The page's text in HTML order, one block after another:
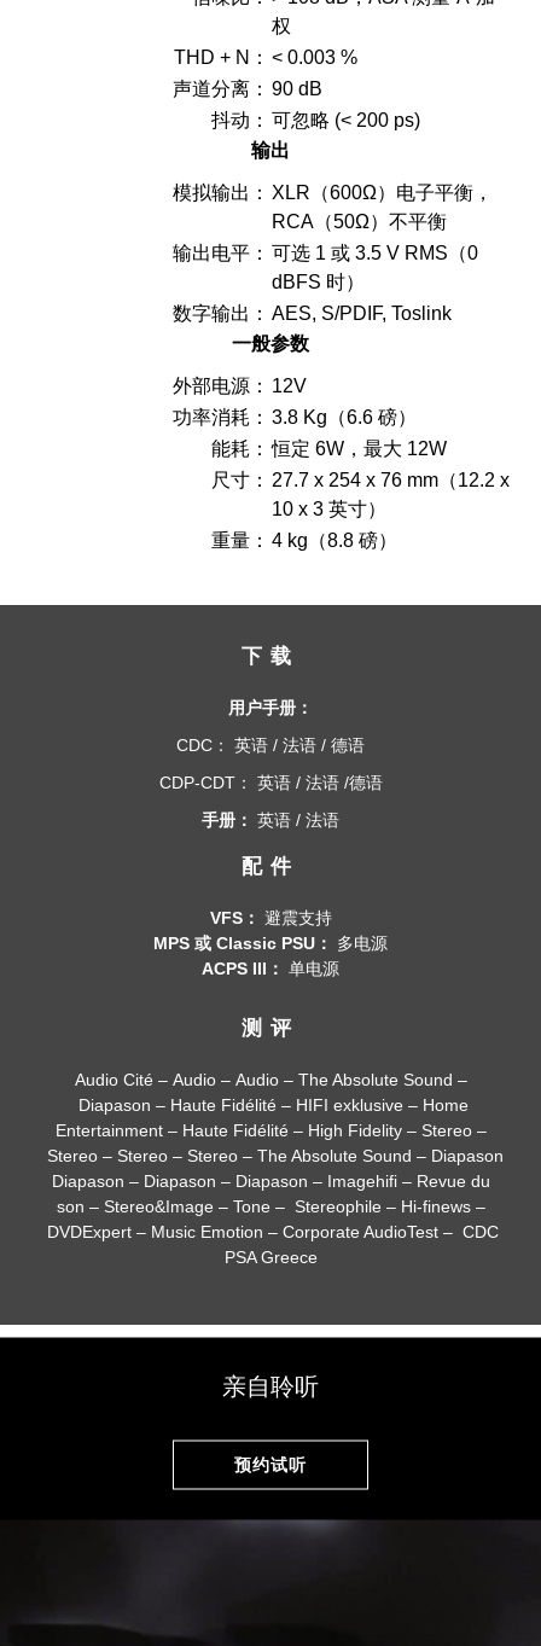
权
THD + N： < 0.003 %
声道分离： 90 dB
抖动： 可忽略 (< 200 ps)
输出
模拟输出： XLR（600Ω）电子平衡，
RCA（50Ω）不平衡
输出电平： 可选 1 或 3.5 V RMS（0
dBFS 时）
数字输出： AES, S/PDIF, Toslink
一般参数
外部电源： 12V
功率消耗： 3.8 Kg（6.6 磅）
能耗： 恒定 6W，最大 12W
尺寸： 27.7 x 254 x 76 mm（12.2 x
10 x 3 英寸）
重量： 4 kg（8.8 磅）
下载
用户手册：
CDC： 英语 / 法语 / 德语
CDP-CDT： 英语/ 法语/德语
手册： 英语 / 法语
配件
VFS： 避震支持
MPS 或 Classic PSU：
多电源
ACPS III： 单电源
测评
Audio Cité – Audio– Audio– The Absolute Sound –
Diapason – Haute Fidélité – HIFI exklusive – Home
Entertainment– Haute Fidélité – High Fidelity– Stereo–
Stereo – Stereo – Stereo – The Absolute Sound – Diapason
Diapason – Diapason – Diapason – Imagehifi– Revue du
son – Stereo&Image –Tone – Stereophile – Hi-finews–
DVDExpert – Music Emotion – Corporate AudioTest – CDC
PSA Greece
亲自聆听
预约试听